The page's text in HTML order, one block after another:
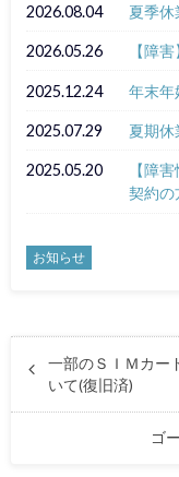
2026.08.04 夏季
2026.05.26 【障
2025.12.24 年末年
2025.07.29 夏期
2025.05.20
【障
契約の
お知らせ
一部のＳＩＭカー
いて(復旧済)
ゴ